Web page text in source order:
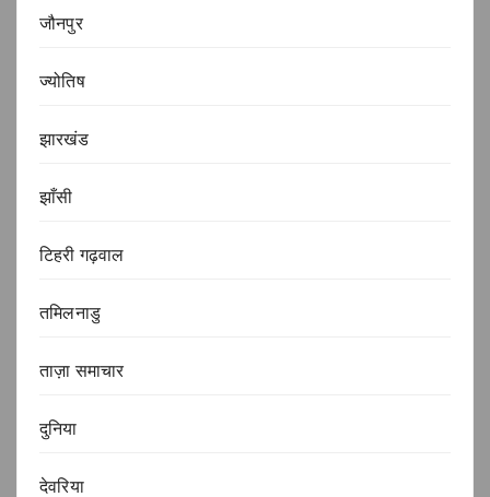
जौनपुर
ज्योतिष
झारखंड
झाँसी
टिहरी गढ़वाल
तमिलनाडु
ताज़ा समाचार
दुनिया
देवरिया